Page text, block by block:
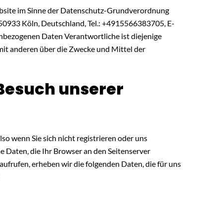
im Sinne der Datenschutz-Grundverordnung
Köln, Deutschland, Tel.: +4915566383705, E-
Daten Verantwortliche ist diejenige
anderen über die Zwecke und Mittel der
unserer
wenn Sie sich nicht registrieren oder uns
die Ihr Browser an den Seitenserver
erheben wir die folgenden Daten, die für uns